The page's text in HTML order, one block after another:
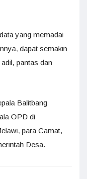
yang memadai
dapat semakin
pantas dan
Balitbang
OPD di
para Camat,
Desa.